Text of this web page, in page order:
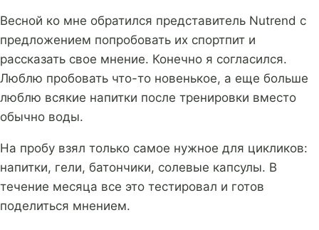
Весной ко мне обратился представитель Nutrend с
предложением попробовать их спортпит и
рассказать свое мнение. Конечно я согласился.
Люблю пробовать что-то новенькое, а еще больше
люблю всякие напитки после тренировки вместо
обычно воды.
На пробу взял только самое нужное для цикликов:
напитки, гели, батончики, солевые капсулы. В
течение месяца все это тестировал и готов
поделиться мнением.